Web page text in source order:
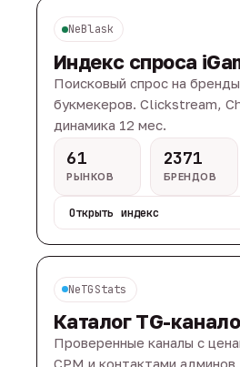
NeBlask
Индекс спроса
Поисковый спрос на
букмекеров. Clickstream,
динамика 12 мес.
61
РЫНКОВ
2371
БРЕНДОВ
Открыть индекс
NeTGStats
Каталог TG-
Проверенные каналы с
CPM и контактами админов.